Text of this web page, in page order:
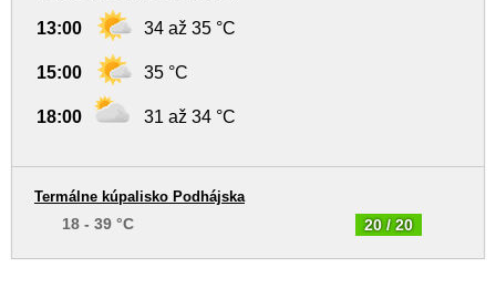
13:00 34 až 35 °C
15:00 35 °C
18:00 31 až 34 °C
20 / 20
Termálne kúpalisko Podhájska
18 - 39 °C